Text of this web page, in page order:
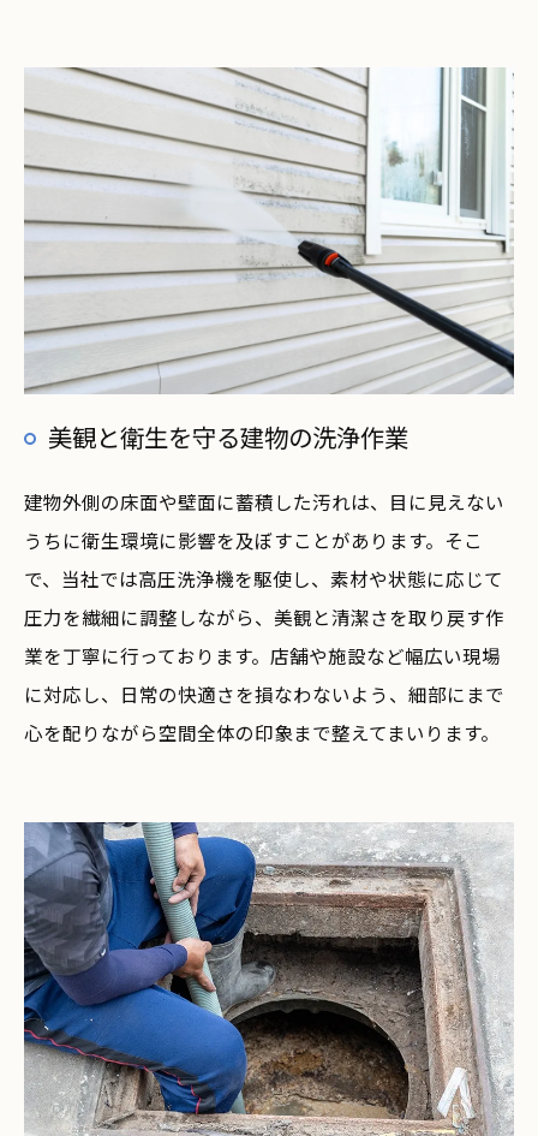
美観と衛生を守る建物の洗浄作業
建物外側の床面や壁面に蓄積した汚れは、目に見えない
うちに衛生環境に影響を及ぼすことがあります。そこ
で、当社では高圧洗浄機を駆使し、素材や状態に応じて
圧力を繊細に調整しながら、美観と清潔さを取り戻す作
業を丁寧に行っております。店舗や施設など幅広い現場
に対応し、日常の快適さを損なわないよう、細部にまで
心を配りながら空間全体の印象まで整えてまいります。
お気軽にご相談ください